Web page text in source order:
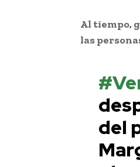
Al tiempo,
las
del